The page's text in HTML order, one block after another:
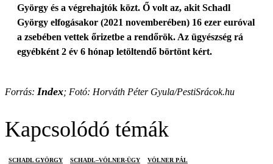
György és a végrehajtók közt. Ő volt az, akit Schadl
György elfogásakor (2021 novemberében) 16 ezer euróval
a zsebében vettek őrizetbe a rendőrök. Az ügyészség rá
egyébként 2 év 6 hónap letöltendő börtönt kért.
Forrás: Index; Fotó: Horváth Péter Gyula/PestiSrácok.hu
Kapcsolódó témák
SCHADL GYÖRGY SCHADL–VÖLNER-ÜGY VÖLNER PÁL